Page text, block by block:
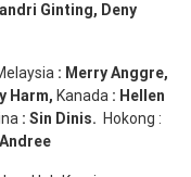
Ginting, Deny
: MerryAnggre,
Harm, Kanada : Hellen
: Sin Dinis. Hokong :